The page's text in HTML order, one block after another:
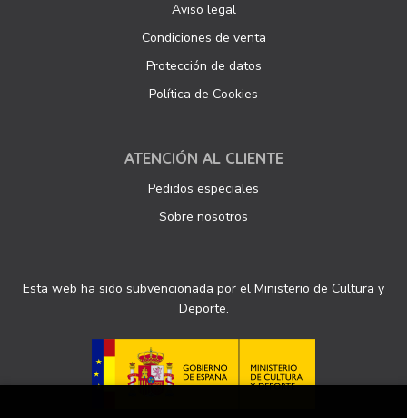
Aviso legal
Condiciones de venta
Protección de datos
Política de Cookies
ATENCIÓN AL CLIENTE
Pedidos especiales
Sobre nosotros
Esta web ha sido subvencionada por el Ministerio de Cultura y
Deporte.